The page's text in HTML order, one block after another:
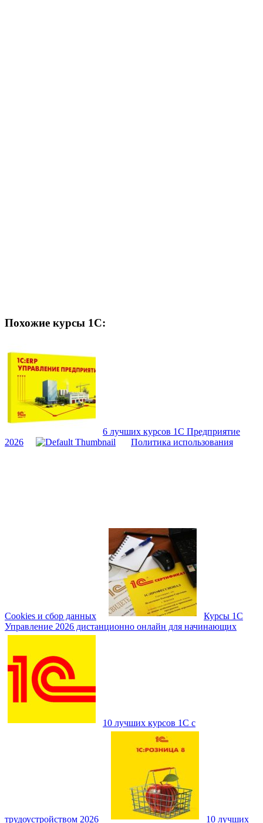
Похожие курсы 1С:
6 лучших курсов 1С Предприятие
2026
Политика использования
Cookies и сбор данных
Курсы 1С
Управление 2026 дистанционно онлайн для начинающих
10 лучших курсов 1С с
трудоустройством 2026 10 лучших